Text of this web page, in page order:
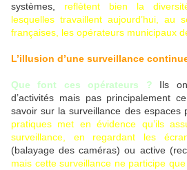
systèmes, reflètent bien la
lesquelles travaillent aujourd’hui, au
françaises, les opérateurs municipaux
L’illusion d’une surveillance
Que font ces opérateurs ? Ils
d’activités mais pas principalement
savoir sur la surveillance des espaces
pratiques met en évidence qu’ils
surveillance, en regardant les
(balayage des caméras) ou active
mais cette surveillance ne participe